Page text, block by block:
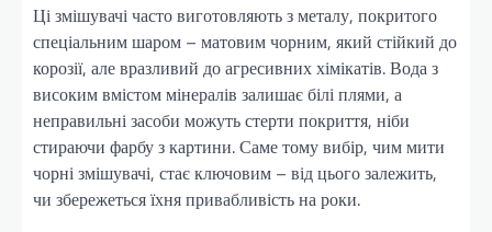
Ці змішувачі часто виготовляють з металу, покритого
спеціальним шаром – матовим чорним, який стійкий до
корозії, але вразливий до агресивних хімікатів. Вода з
високим вмістом мінералів залишає білі плями, а
неправильні засоби можуть стерти покриття, ніби
стираючи фарбу з картини. Саме тому вибір, чим мити
чорні змішувачі, стає ключовим – від цього залежить,
чи збережеться їхня привабливість на роки.